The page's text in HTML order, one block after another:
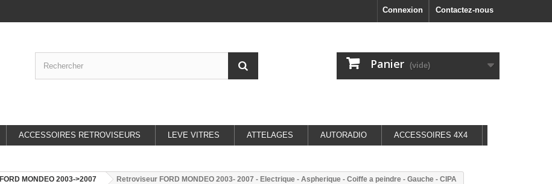
Contactez-nous
Connexion
Panier (vide)
ACCESSOIRES RETROVISEURS LEVE VITRES ATTELAGES AUTORADIO ACCESSOIRES 4X4
FORD MONDEO 2003->2007 Retroviseur FORD MONDEO 2003- 2007 - Electrique - Aspherique - Coiffe a peindre - Gauche - CIPA